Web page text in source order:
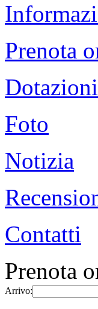
Prenota
Dotazioni
Foto
Notizia
Contatti
Prenota
Arrivo: